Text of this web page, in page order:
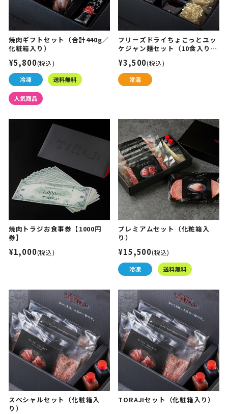
焼肉ギフトセット（合計440g／
化粧箱入り）
¥5,800(税込)
フリーズドライちょこっとユッ
ケジャン麺セット（10食入り／
¥3,500(税込)
焼肉トラジお食事券【1000円
券】
¥1,000(税込)
プレミアムセット（化粧箱入
り）
¥15,500(税込)
スペシャルセット（化粧箱入
り）
TORAJIセット（化粧箱入り）